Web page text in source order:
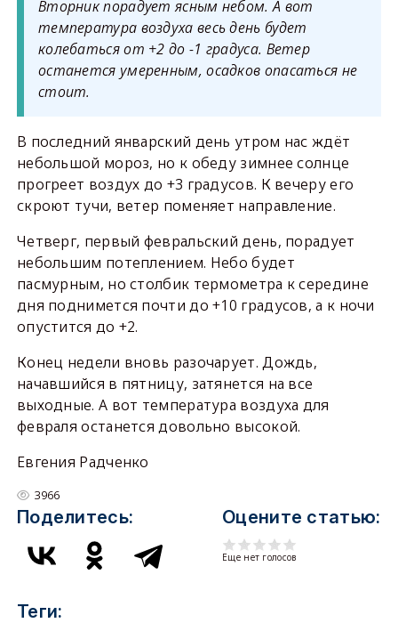
Вторник порадует ясным небом. А вот
температура воздуха весь день будет
колебаться от +2 до -1 градуса. Ветер
останется умеренным, осадков опасаться не
стоит.
В последний январский день утром нас ждёт
небольшой мороз, но к обеду зимнее солнце
прогреет воздух до +3 градусов. К вечеру его
скроют тучи, ветер поменяет направление.
Четверг, первый февральский день, порадует
небольшим потеплением. Небо будет
пасмурным, но столбик термометра к середине
дня поднимется почти до +10 градусов, а к ночи
опустится до +2.
Конец недели вновь разочарует. Дождь,
начавшийся в пятницу, затянется на все
выходные. А вот температура воздуха для
февраля останется довольно высокой.
Евгения Радченко
3966
Поделитесь: Оцените статью:
Еще нет голосов
Теги: